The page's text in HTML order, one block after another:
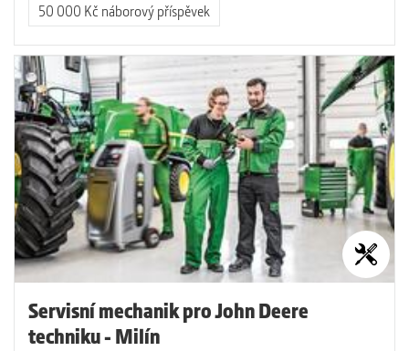
50 000 Kč náborový příspěvek
Servisní mechanik pro John Deere
techniku - Milín